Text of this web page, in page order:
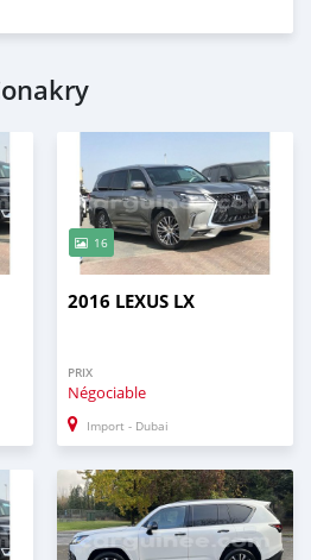
16
2016 LEXUS LX
PRIX
Négociable
Import - Dubai